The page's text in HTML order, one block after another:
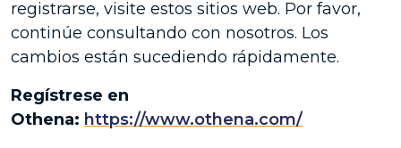
registrarse, visite estos sitios web. Por favor,
continúe consultando con nosotros. Los
cambios están sucediendo rápidamente.
Regístrese en
Othena: https://www.othena.com/